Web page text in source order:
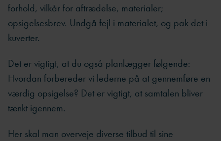
forhold, vilkår for aftrædelse, materialer;
opsigelsesbrev. Undgå fejl i materialet, og pak det i
kuverter.
Det er vigtigt, at du også planlægger følgende:
Hvordan forbereder vi lederne på at gennemføre en
værdig opsigelse? Det er vigtigt, at samtalen bliver
tænkt igennem.
Her skal man overveje diverse tilbud til sine